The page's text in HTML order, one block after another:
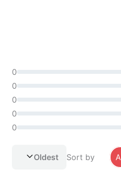
0
0
0
0
0
Sort by
Oldest